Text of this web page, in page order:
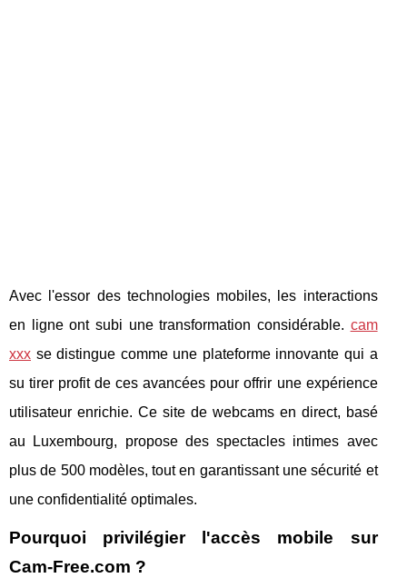
Avec l'essor des technologies mobiles, les interactions
en ligne ont subi une transformation considérable. cam
xxx se distingue comme une plateforme innovante qui a
su tirer profit de ces avancées pour offrir une expérience
utilisateur enrichie. Ce site de webcams en direct, basé
au Luxembourg, propose des spectacles intimes avec
plus de 500 modèles, tout en garantissant une sécurité et
une confidentialité optimales.
Pourquoi privilégier l'accès mobile sur
Cam-Free.com ?